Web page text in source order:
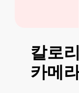
칼로
카메